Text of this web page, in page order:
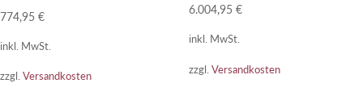
774,95 €
inkl. MwSt.
zzgl. Versandkosten
6.004,95 €
inkl. MwSt.
zzgl. Versandkosten